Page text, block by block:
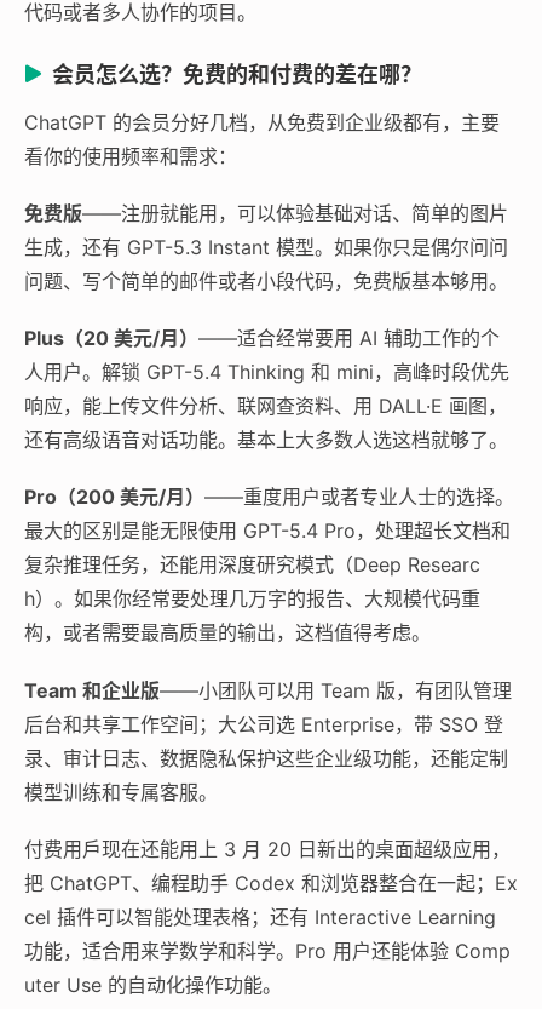
代码或者多人协作的项目。
会员怎么选？免费的和付费的差在哪？
ChatGPT 的会员分好几档，从免费到企业级都有，主要
看你的使用频率和需求：
免费版——注册就能用，可以体验基础对话、简单的图片
生成，还有 GPT-5.3 Instant 模型。如果你只是偶尔问问
问题、写个简单的邮件或者小段代码，免费版基本够用。
Plus（20 美元/月） ——适合经常要用 AI 辅助工作的个
人用户。解锁 GPT-5.4 Thinking 和 mini，高峰时段优先
响应，能上传文件分析、联网查资料、用 DALL·E 画图，
还有高级语音对话功能。基本上大多数人选这档就够了。
Pro（200 美元/月） ——重度用户或者专业人士的选择。
最大的区别是能无限使用 GPT-5.4 Pro，处理超长文档和
复杂推理任务，还能用深度研究模式（Deep Researc
h）。如果你经常要处理几万字的报告、大规模代码重
构，或者需要最高质量的输出，这档值得考虑。
Team 和企业版——小团队可以用 Team 版，有团队管理
后台和共享工作空间；大公司选 Enterprise，带 SSO 登
录、审计日志、数据隐私保护这些企业级功能，还能定制
模型训练和专属客服。
付费用戶现在还能用上 3 月 20 日新出的桌面超级应用，
把 ChatGPT、编程助手 Codex 和浏览器整合在一起；Ex
cel 插件可以智能处理表格；还有 Interactive Learning
功能，适合用来学数学和科学。Pro 用户还能体验 Comp
uter Use 的自动化操作功能。